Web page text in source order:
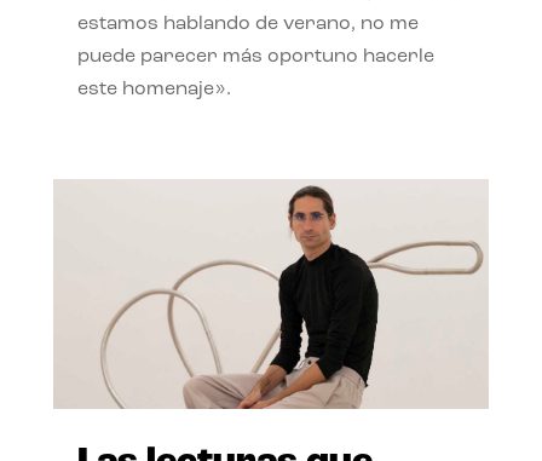
estamos hablando de verano, no me
puede parecer más oportuno hacerle
este homenaje».